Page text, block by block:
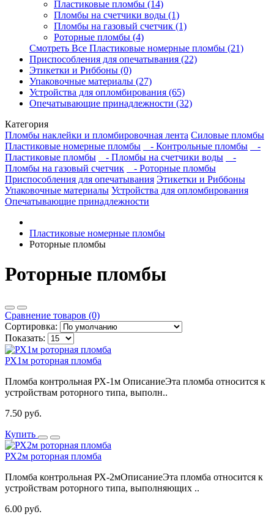
Пластиковые пломбы (14)
Пломбы на счетчики воды (1)
Пломбы на газовый счетчик (1)
Роторные пломбы (4)
Смотреть Все Пластиковые номерные пломбы (21)
Приспособления для опечатывания (22)
Этикетки и Риббоны (0)
Упаковочные материалы (27)
Устройства для опломбирования (65)
Опечатывающие принадлежности (32)
Категория
Пломбы наклейки и пломбировочная лента Силовые пломбы
Пластиковые номерные пломбы
- Контрольные пломбы
-
Пластиковые пломбы
- Пломбы на счетчики воды
-
Пломбы на газовый счетчик
- Роторные пломбы
Приспособления для опечатывания Этикетки и Риббоны
Упаковочные материалы Устройства для опломбирования
Опечатывающие принадлежности
Пластиковые номерные пломбы
Роторные пломбы
Роторные пломбы
Сравнение товаров (0)
Сортировка:
Показать:
РХ1м роторная пломба
Пломба контрольная РХ-1м ОписаниеЭта пломба относится к
устройствам роторного типа, выполн..
7.50 руб.
Купить
РХ2м роторная пломба
Пломба контрольная РХ-2мОписаниеЭта пломба относится к
устройствам роторного типа, выполняющих ..
6.00 руб.